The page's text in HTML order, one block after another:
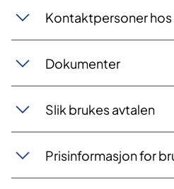
Kontaktpersoner
Dokumenter
Slik brukes avtalen
Prisinformasjon for